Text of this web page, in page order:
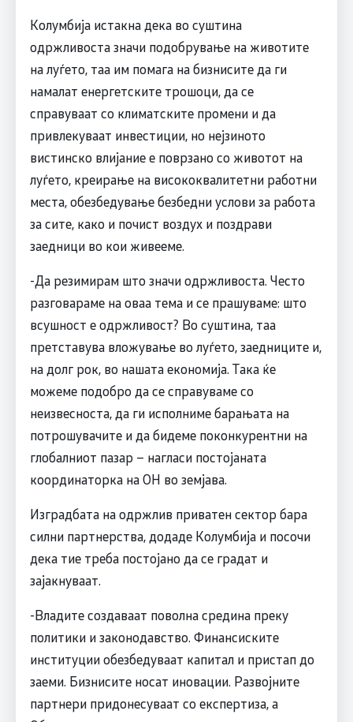
Колумбија истакна дека во суштина
одржливоста значи подобрување на животите
на луѓето, таа им помага на бизнисите да ги
намалат енергетските трошоци, да се
справуваат со климатските промени и да
привлекуваат инвестиции, но нејзиното
вистинско влијание е поврзано со животот на
луѓето, креирање на висококвалитетни работни
места, обезбедување безбедни услови за работа
за сите, како и почист воздух и поздрави
заедници во кои живееме.
-Да резимирам што значи одржливоста. Често
разговараме на оваа тема и се прашуваме: што
всушност е одржливост? Во суштина, таа
претставува вложување во луѓето, заедниците и,
на долг рок, во нашата економија. Така ќе
можеме подобро да се справуваме со
неизвесноста, да ги исполниме барањата на
потрошувачите и да бидеме поконкурентни на
глобалниот пазар – нагласи постојаната
координаторка на ОН во земјава.
Изградбата на одржлив приватен сектор бара
силни партнерства, додаде Колумбија и посочи
дека тие треба постојано да се градат и
зајакнуваат.
-Владите создаваат поволна средина преку
политики и законодавство. Финансиските
институции обезбедуваат капитал и пристап до
заеми. Бизнисите носат иновации. Развојните
партнери придонесуваат со експертиза, а